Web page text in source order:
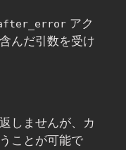
アク
んだ引数を受け
しませんが、カ
ことが可能で